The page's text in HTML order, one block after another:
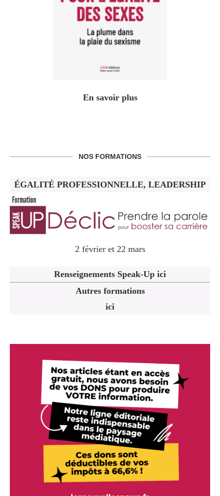
En savoir plus
NOS FORMATIONS
ÉGALITÉ PROFESSIONNELLE, LEADERSHIP
2 février et 22 mars
Renseignements Speak-Up ici
Autres formations
ici